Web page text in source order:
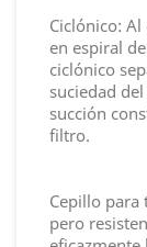
Ciclónico:
en espiral
ciclónico
suciedad
succión
filtro.
Cepillo para
pero